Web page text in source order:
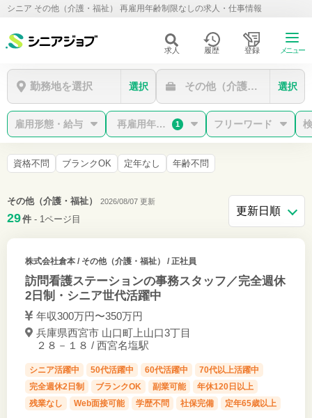
シニア その他（介護・福祉） 再雇用年齢制限なしの求人・仕事情報
求人 履歴 登録 メニュー
勤務地を選択 選択 その他（介護・福祉）
選択
雇用形態・給与 再雇用年齢制限なし
1 フリーワード
資格不問 ブランクOK 定年なし 年齢不問
その他（介護・福祉） 2026/08/07 更新
29件 - 1ページ目
株式会社倉本/ その他（介護・福祉） / 正社員
訪問看護ステーションの事務スタッフ／完全週休
2日制・シニア世代活躍中
年収300万円〜350万円
兵庫県西宮市 山口町上山口3丁目
２８－１８ / 西宮名塩駅
シニア活躍中 50代活躍中 60代活躍中
70代以上活躍中
完全週休2日制
ブランクOK 副業可能
年休120日以上
残業なし
Web面接可能 学歴不問 社保完備 定年65歳以上